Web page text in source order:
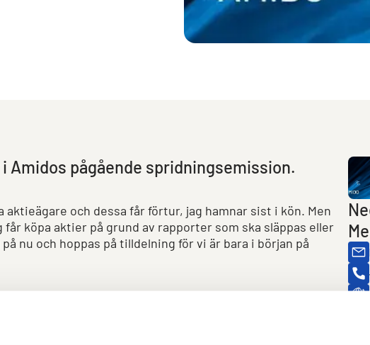
Amidos pågående spridningsemission.
och dessa får förtur, jag hamnar sist i kön. Men
köpa aktier på grund av rapporter som ska släppas eller
nu och hoppas på tilldelning för vi är bara i början på